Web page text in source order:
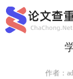
作者：